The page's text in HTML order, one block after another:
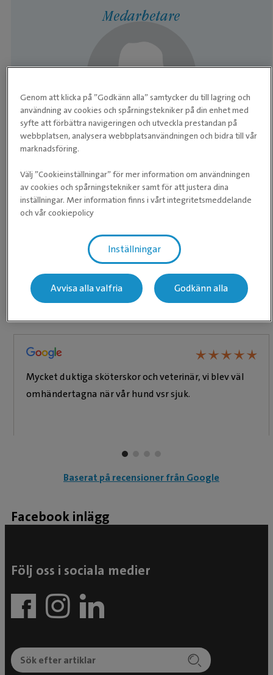
Medarbetare
SPECIALIST HUND OCH KATT / INSTRUKTÖR RECOVER
Charlotta v D
Klinikchef / Leg. Veterinär
Våra medarbetare
Våra recensioner
★★★★★
★★★★★
Mycket duktiga sköterskor och veterinär, vi blev väl
omhändertagna när vår hund vsr sjuk.
Baserat på recensioner från Google
Facebook inlägg
Följ oss i sociala medier
Genom att klicka på ”Godkänn alla” samtycker du till lagring och
användning av cookies och spårningstekniker på din enhet med
syfte att förbättra navigeringen och utveckla prestandan på
webbplatsen, analysera webbplatsanvändningen och bidra till vår
marknadsföring.
Välj ”Cookieinställningar” för mer information om användningen
av cookies och spårningstekniker samt för att justera dina
inställningar. Mer information finns i vårt integritetsmeddelande
och vår cookiepolicy
Inställningar
Avvisa alla valfria Godkänn alla